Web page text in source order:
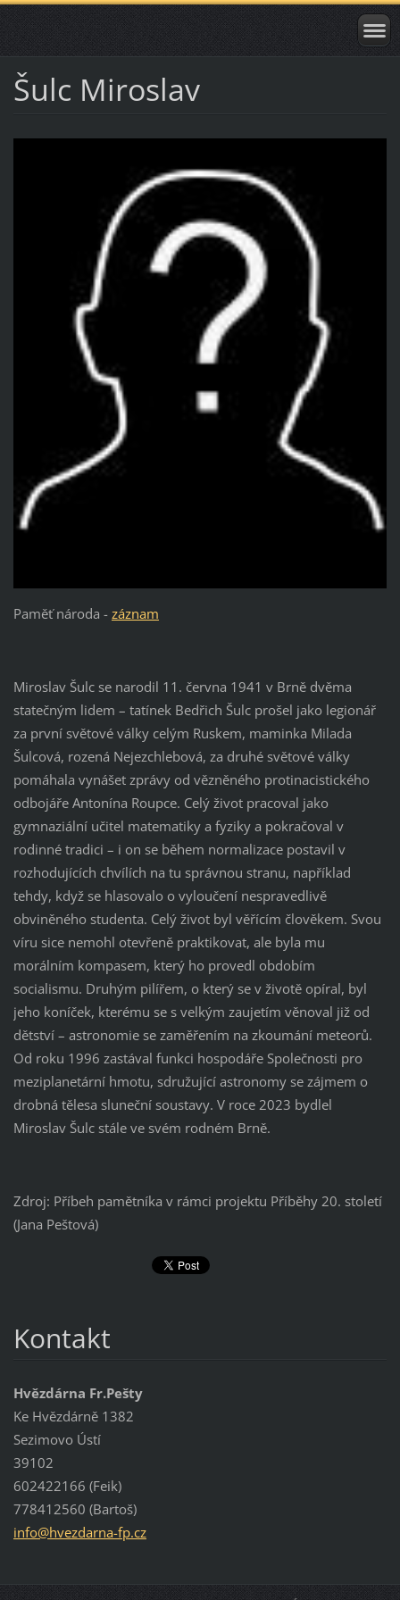
Šulc Miroslav
Paměť národa - záznam
Miroslav Šulc se narodil 11. června 1941 v Brně dvěma
statečným lidem – tatínek Bedřich Šulc prošel jako legionář
za první světové války celým Ruskem, maminka Milada
Šulcová, rozená Nejezchlebová, za druhé světové války
pomáhala vynášet zprávy od vězněného protinacistického
odbojáře Antonína Roupce. Celý život pracoval jako
gymnaziální učitel matematiky a fyziky a pokračoval v
rodinné tradici – i on se během normalizace postavil v
rozhodujících chvílích na tu správnou stranu, například
tehdy, když se hlasovalo o vyloučení nespravedlivě
obviněného studenta. Celý život byl věřícím člověkem. Svou
víru sice nemohl otevřeně praktikovat, ale byla mu
morálním kompasem, který ho provedl obdobím
socialismu. Druhým pilířem, o který se v životě opíral, byl
jeho koníček, kterému se s velkým zaujetím věnoval již od
dětství – astronomie se zaměřením na zkoumání meteorů.
Od roku 1996 zastával funkci hospodáře Společnosti pro
meziplanetární hmotu, sdružující astronomy se zájmem o
drobná tělesa sluneční soustavy. V roce 2023 bydlel
Miroslav Šulc stále ve svém rodném Brně.
Zdroj: Příbeh pamětníka v rámci projektu Příběhy 20. století
(Jana Peštová)
Kontakt
Hvězdárna Fr.Pešty
Ke Hvězdárně 1382
Sezimovo Ústí
39102
602422166 (Feik)
778412560 (Bartoš)
info@hvezdarna-fp.cz